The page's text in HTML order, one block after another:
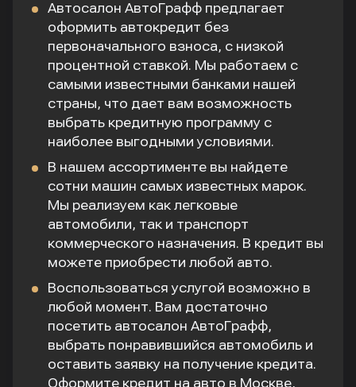
Каско Выбрать
10.1 %
Автосалон АвтоГрафф предлагает
оформить автокредит без
первоначального взноса, с низкой
процентной ставкой. Мы работаем с
самыми известными банками нашей
страны, что дает вам возможность
выбрать кредитную программу с
наиболее выгодными условиями.
В нашем ассортименте вы найдете
сотни машин самых известных марок.
Мы реализуем как легковые
автомобили, так и транспорт
коммерческого назначения. В кредит вы
можете приобрести любой авто.
Воспользоваться услугой возможно в
любой момент. Вам достаточно
посетить автосалон АвтоГрафф,
выбрать понравившийся автомобиль и
оставить заявку на получение кредита.
Оформите кредит на авто в Москве,